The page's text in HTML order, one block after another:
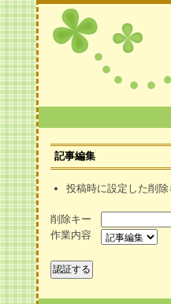
記事編集
投稿時に設定した削除
削除キー
作業内容